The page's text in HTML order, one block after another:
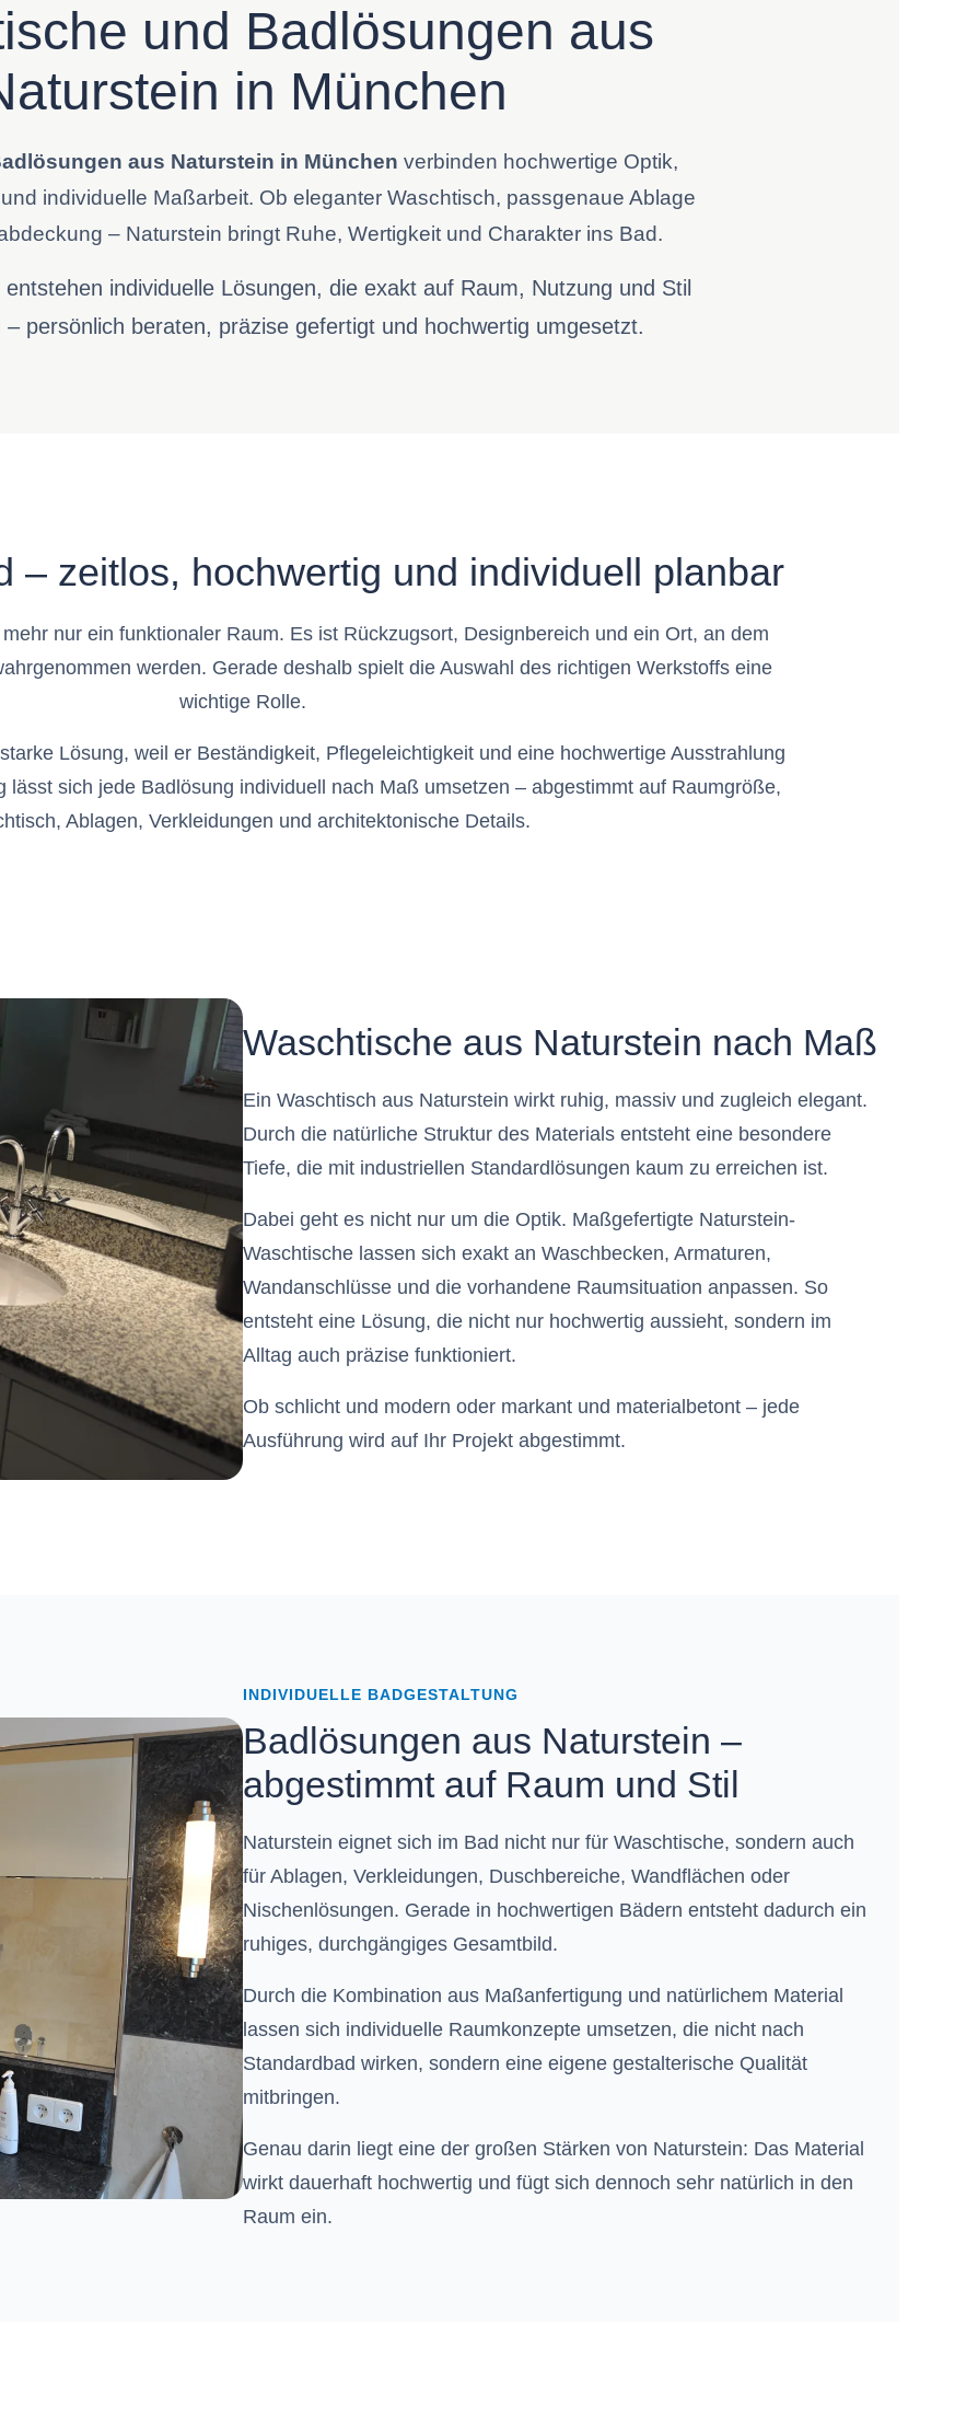
und Badlösungen aus
in München
aus Naturstein in München verbinden hochwertige Optik,
individuelle Maßarbeit. Ob eleganter Waschtisch, passgenaue Ablage
– Naturstein bringt Ruhe, Wertigkeit und Charakter ins Bad.
individuelle Lösungen, die exakt auf Raum, Nutzung und Stil
persönlich beraten, präzise gefertigt und hochwertig umgesetzt.
– zeitlos, hochwertig und individuell planbar
nur ein funktionaler Raum. Es ist Rückzugsort, Designbereich und ein Ort, an dem
werden. Gerade deshalb spielt die Auswahl des richtigen Werkstoffs eine
wichtige Rolle.
Lösung, weil er Beständigkeit, Pflegeleichtigkeit und eine hochwertige Ausstrahlung
lässt sich jede Badlösung individuell nach Maß umsetzen – abgestimmt auf Raumgröße,
Ablagen, Verkleidungen und architektonische Details.
Waschtische aus Naturstein nach Maß
Ein Waschtisch aus Naturstein wirkt ruhig, massiv und zugleich elegant.
Durch die natürliche Struktur des Materials entsteht eine besondere
Tiefe, die mit industriellen Standardlösungen kaum zu erreichen ist.
Dabei geht es nicht nur um die Optik. Maßgefertigte Naturstein-
Waschtische lassen sich exakt an Waschbecken, Armaturen,
Wandanschlüsse und die vorhandene Raumsituation anpassen. So
entsteht eine Lösung, die nicht nur hochwertig aussieht, sondern im
Alltag auch präzise funktioniert.
Ob schlicht und modern oder markant und materialbetont – jede
Ausführung wird auf Ihr Projekt abgestimmt.
INDIVIDUELLE BADGESTALTUNG
Badlösungen aus Naturstein –
abgestimmt auf Raum und Stil
Naturstein eignet sich im Bad nicht nur für Waschtische, sondern auch
für Ablagen, Verkleidungen, Duschbereiche, Wandflächen oder
Nischenlösungen. Gerade in hochwertigen Bädern entsteht dadurch ein
ruhiges, durchgängiges Gesamtbild.
Durch die Kombination aus Maßanfertigung und natürlichem Material
lassen sich individuelle Raumkonzepte umsetzen, die nicht nach
Standardbad wirken, sondern eine eigene gestalterische Qualität
mitbringen.
Genau darin liegt eine der großen Stärken von Naturstein: Das Material
wirkt dauerhaft hochwertig und fügt sich dennoch sehr natürlich in den
Raum ein.